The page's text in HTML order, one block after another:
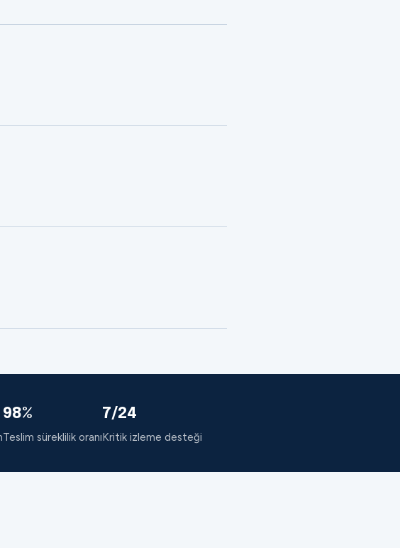
98%
Teslim süreklilik oranı
7/24
Kritik izleme desteği